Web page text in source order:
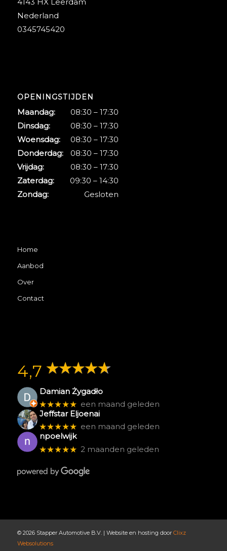
Nederland
0345745420
OPENINGSTIJDEN
Maandag:
08:30 – 17:30
Dinsdag:
08:30 – 17:30
Woensdag:
08:30 – 17:30
Donderdag:
08:30 – 17:30
Vrijdag:
08:30 – 17:30
Zaterdag:
09:30 – 14:30
Zondag:
Gesloten
Home
Aanbod
Over
Contact
4,7
Damian Żygadło
★★★★★ een maand geleden
Jeffstar Eljoenai
★★★★★ een maand geleden
npoelwijk
★★★★★ 2 maanden geleden
© 2026 Stapper Automotive B.V. | Website en hosting door Clixz
Websolutions